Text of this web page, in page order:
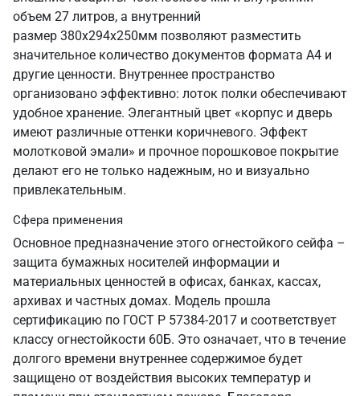
объем 27 литров, а внутренний
размер 380х294х250мм позволяют разместить
значительное количество документов формата А4 и
другие ценности. Внутреннее пространство
организовано эффективно: лоток полки обеспечивают
удобное хранение. Элегантный цвет «корпус и дверь
имеют различные оттенки коричневого. Эффект
молотковой эмали» и прочное порошковое покрытие
делают его не только надежным, но и визуально
привлекательным.
Сфера применения
Основное предназначение этого огнестойкого сейфа –
защита бумажных носителей информации и
материальных ценностей в офисах, банках, кассах,
архивах и частных домах. Модель прошла
сертификацию по ГОСТ Р 57384-2017 и соответствует
классу огнестойкости 60Б. Это означает, что в течение
долгого времени внутреннее содержимое будет
защищено от воздействия высоких температур и